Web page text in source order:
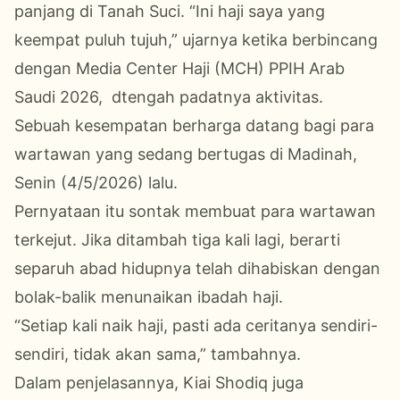
panjang di Tanah Suci. “Ini haji saya yang
keempat puluh tujuh,” ujarnya ketika berbincang
dengan Media Center Haji (MCH) PPIH Arab
Saudi 2026, dtengah padatnya aktivitas.
Sebuah kesempatan berharga datang bagi para
wartawan yang sedang bertugas di Madinah,
Senin (4/5/2026) lalu.
Pernyataan itu sontak membuat para wartawan
terkejut. Jika ditambah tiga kali lagi, berarti
separuh abad hidupnya telah dihabiskan dengan
bolak-balik menunaikan ibadah haji.
“Setiap kali naik haji, pasti ada ceritanya sendiri-
sendiri, tidak akan sama,” tambahnya.
Dalam penjelasannya, Kiai Shodiq juga